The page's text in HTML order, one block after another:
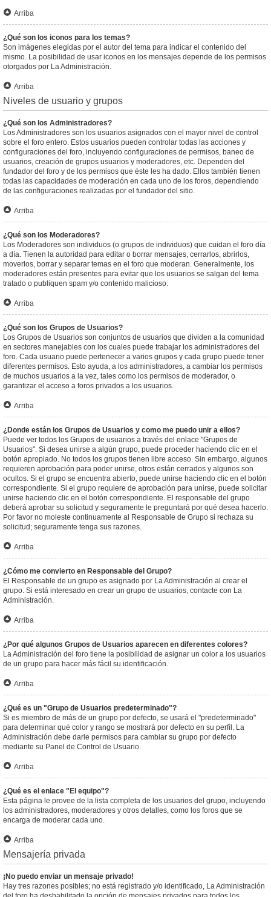
Arriba
¿Qué son los iconos para los temas?
Son imágenes elegidas por el autor del tema para indicar el contenido del
mismo. La posibilidad de usar iconos en los mensajes depende de los permisos
otorgados por La Administración.
Arriba
Niveles de usuario y grupos
¿Qué son los Administradores?
Los Administradores son los usuarios asignados con el mayor nivel de control
sobre el foro entero. Estos usuarios pueden controlar todas las acciones y
configuraciones del foro, incluyendo configuraciones de permisos, baneo de
usuarios, creación de grupos usuarios y moderadores, etc. Dependen del
fundador del foro y de los permisos que éste les ha dado. Ellos también tienen
todas las capacidades de moderación en cada uno de los foros, dependiendo
de las configuraciones realizadas por el fundador del sitio.
Arriba
¿Qué son los Moderadores?
Los Moderadores son individuos (o grupos de individuos) que cuidan el foro día
a día. Tienen la autoridad para editar o borrar mensajes, cerrarlos, abrirlos,
moverlos, borrar y separar temas en el foro que moderan. Generalmente, los
moderadores están presentes para evitar que los usuarios se salgan del tema
tratado o publiquen spam y/o contenido malicioso.
Arriba
¿Qué son los Grupos de Usuarios?
Los Grupos de Usuarios son conjuntos de usuarios que dividen a la comunidad
en sectores manejables con los cuales puede trabajar los administradores del
foro. Cada usuario puede pertenecer a varios grupos y cada grupo puede tener
diferentes permisos. Esto ayuda, a los administradores, a cambiar los permisos
de muchos usuarios a la vez, tales como los permisos de moderador, o
garantizar el acceso a foros privados a los usuarios.
Arriba
¿Donde están los Grupos de Usuarios y como me puedo unir a ellos?
Puede ver todos los Grupos de usuarios a través del enlace "Grupos de
Usuarios". Si desea unirse a algún grupo, puede proceder haciendo clic en el
botón apropiado. No todos los grupos tienen libre acceso. Sin embargo, algunos
requieren aprobación para poder unirse, otros están cerrados y algunos son
ocultos. Si el grupo se encuentra abierto, puede unirse haciendo clic en el botón
correspondiente. Si el grupo requiere de aprobación para unirse, puede solicitar
unirse haciendo clic en el botón correspondiente. El responsable del grupo
deberá aprobar su solicitud y seguramente le preguntará por qué desea hacerlo.
Por favor no moleste continuamente al Responsable de Grupo si rechaza su
solicitud; seguramente tenga sus razones.
Arriba
¿Cómo me convierto en Responsable del Grupo?
El Responsable de un grupo es asignado por La Administración al crear el
grupo. Si está interesado en crear un grupo de usuarios, contacte con La
Administración.
Arriba
¿Por qué algunos Grupos de Usuarios aparecen en diferentes colores?
La Administración del foro tiene la posibilidad de asignar un color a los usuarios
de un grupo para hacer más fácil su identificación.
Arriba
¿Qué es un "Grupo de Usuarios predeterminado"?
Si es miembro de más de un grupo por defecto, se usará el "predeterminado"
para determinar qué color y rango se mostrará por defecto en su perfil. La
Administración debe darle permisos para cambiar su grupo por defecto
mediante su Panel de Control de Usuario.
Arriba
¿Qué es el enlace "El equipo"?
Esta página le provee de la lista completa de los usuarios del grupo, incluyendo
los administradores, moderadores y otros detalles, como los foros que se
encarga de moderar cada uno.
Arriba
Mensajería privada
¡No puedo enviar un mensaje privado!
Hay tres razones posibles; no está registrado y/o identificado, La Administración